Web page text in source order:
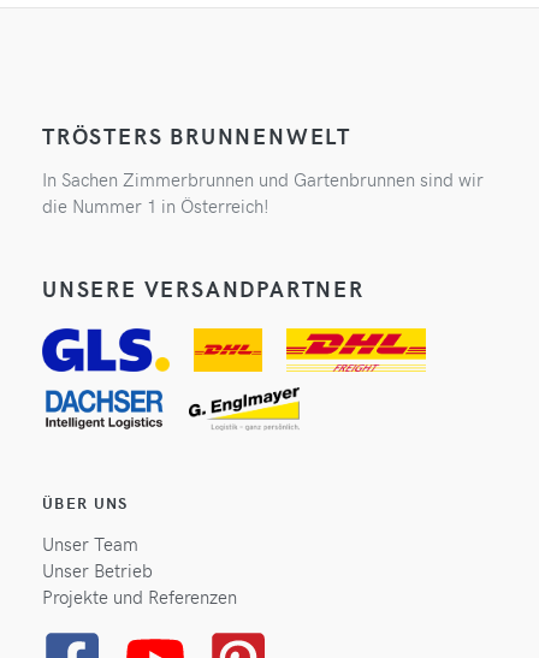
TRÖSTERS BRUNNENWELT
In Sachen Zimmerbrunnen und Gartenbrunnen sind wir
die Nummer 1 in Österreich!
UNSERE VERSANDPARTNER
ÜBER UNS
Unser Team
Unser Betrieb
Projekte und Referenzen